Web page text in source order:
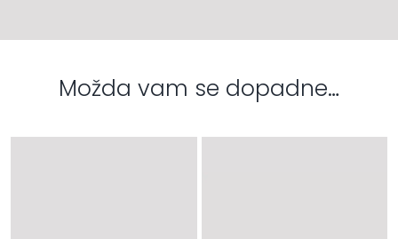
Možda vam se dopadne…